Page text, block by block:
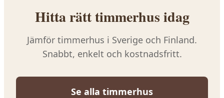
Hitta rätttimmerhusidag
Jämför timmerhus i Sverige och Finland.
Snabbt, enkelt och kostnadsfritt.
Se alla timmerhus